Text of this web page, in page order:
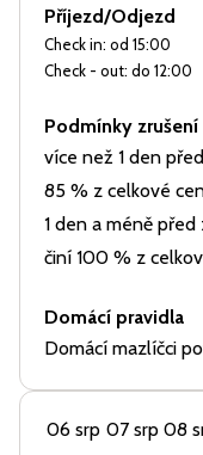
Příjezd/Odjezd
Check in: od 15:00
Check - out: do 12:00
Podmínky
více než 1 den
85 % z celkové
1 den a méně
činí 100 % z
Domácí pravidla
Domácí mazlíčci
06 srp 07 srp 08